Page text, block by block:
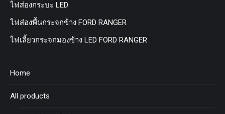
ไฟส่องกระบะ LED
ไฟส่องพื้นกระจกข้าง FORD RANGER
ไฟเลี้ยวกระจกมองข้าง LED FORD RANGER
Home
All products